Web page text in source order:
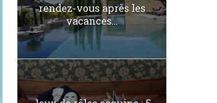
rendez-vous après les
vacances...